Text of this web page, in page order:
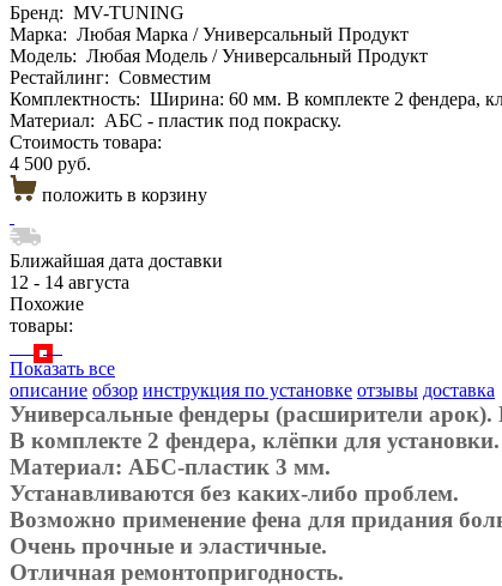
Бренд: MV-TUNING
Марка: Любая Марка / Универсальный Продукт
Модель: Любая Модель / Универсальный Продукт
Рестайлинг: Совместим
Комплектность: Ширина: 60 мм. В комплекте 2 фендера,
Материал: АБС - пластик под покраску.
Стоимость товара:
4 500 руб.
положить в корзину
Ближайшая дата доставки
12 - 14 августа
Похожие
товары:
Показать все
описание обзор инструкция по установке отзывы доставка
Универсальные фендеры (расширители
В комплекте 2 фендера, клёпки для установки.
Материал: АБС-пластик 3 мм.
Устанавливаются без каких-либо проблем.
Возможно применение фена для придания
Очень прочные и эластичные.
Отличная ремонтопригодность.